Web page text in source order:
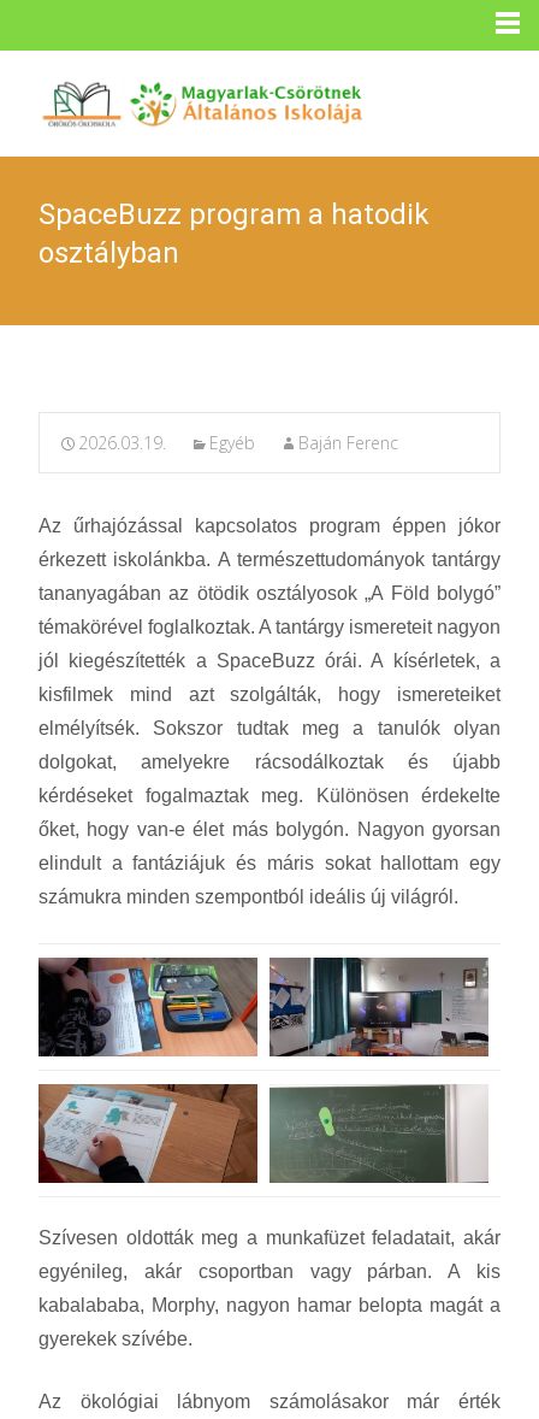
SpaceBuzz program a hatodik
osztályban
2026.03.19. Egyéb Baján Ferenc
Az űrhajózással kapcsolatos program éppen jókor
érkezett iskolánkba. A természettudományok tantárgy
tananyagában az ötödik osztályosok „A Föld bolygó”
témakörével foglalkoztak. A tantárgy ismereteit nagyon
jól kiegészítették a SpaceBuzz órái. A kísérletek, a
kisfilmek mind azt szolgálták, hogy ismereteiket
elmélyítsék. Sokszor tudtak meg a tanulók olyan
dolgokat, amelyekre rácsodálkoztak és újabb
kérdéseket fogalmaztak meg. Különösen érdekelte
őket, hogy van-e élet más bolygón. Nagyon gyorsan
elindult a fantáziájuk és máris sokat hallottam egy
számukra minden szempontból ideális új világról.
Szívesen oldották meg a munkafüzet feladatait, akár
egyénileg, akár csoportban vagy párban. A kis
kabalababa, Morphy, nagyon hamar belopta magát a
gyerekek szívébe.
Az ökológiai lábnyom számolásakor már érték